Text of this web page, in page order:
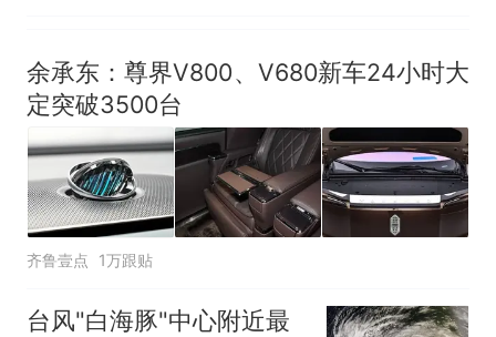
余承东：尊界V800、V680新车24小时大
定突破3500台
齐鲁壹点 1万跟贴
台风"白海豚"中心附近最